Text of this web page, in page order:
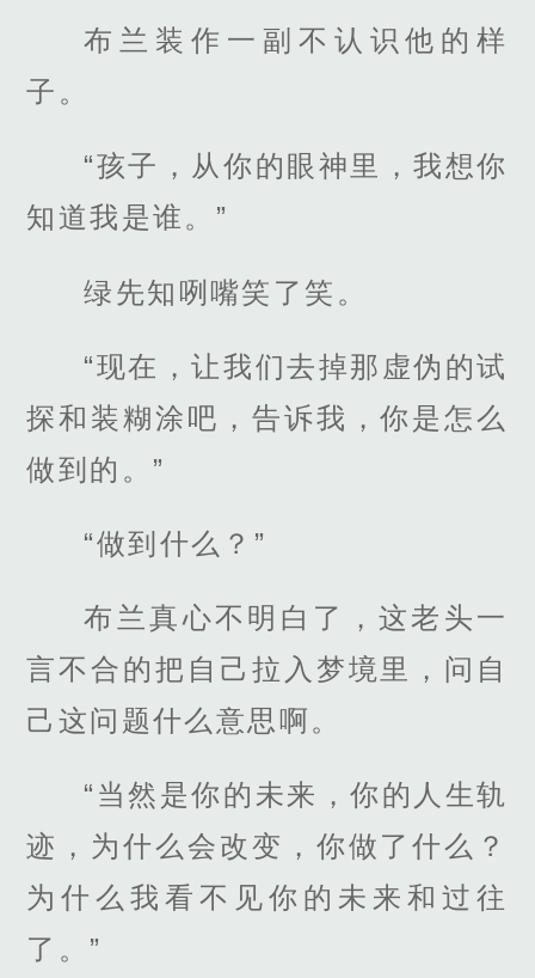
布兰装作一副不认识他的样
子。
“孩子，从你的眼神里，我想你
知道我是谁。”
绿先知咧嘴笑了笑。
“现在，让我们去掉那虚伪的试
探和装糊涂吧，告诉我，你是怎么
做到的。”
“做到什么？”
布兰真心不明白了，这老头一
言不合的把自己拉入梦境里，问自
己这问题什么意思啊。
“当然是你的未来，你的人生轨
迹，为什么会改变，你做了什么？
为什么我看不见你的未来和过往
了。”